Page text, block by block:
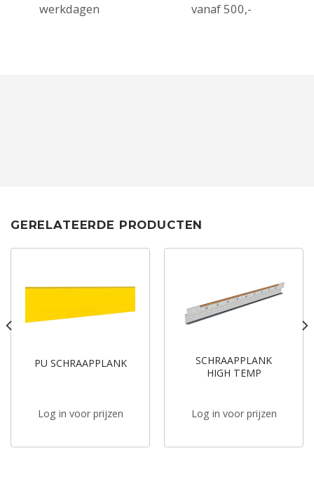
werkdagen
vanaf 500,-
GERELATEERDE PRODUCTEN
PU SCHRAAPPLANK
Log in voor prijzen
SCHRAAPPLANK
HIGH TEMP
Log in voor prijzen